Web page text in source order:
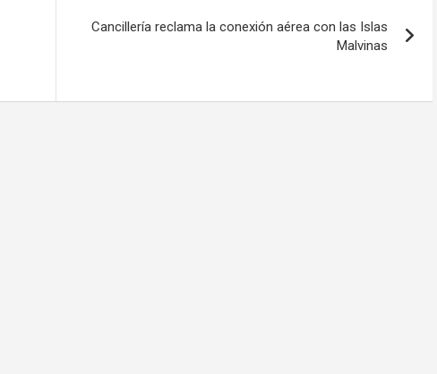
Cancillería reclama la conexión aérea con las Islas
Malvinas